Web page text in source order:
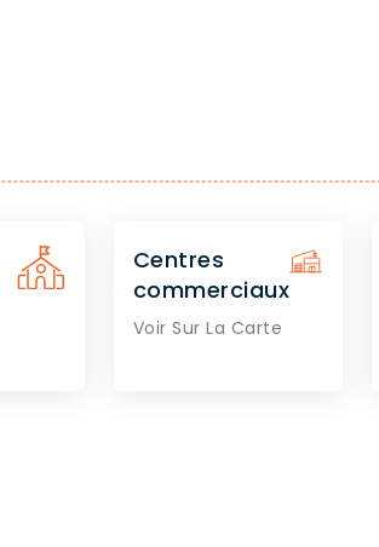
Centres
commerciaux
Voir Sur La Carte